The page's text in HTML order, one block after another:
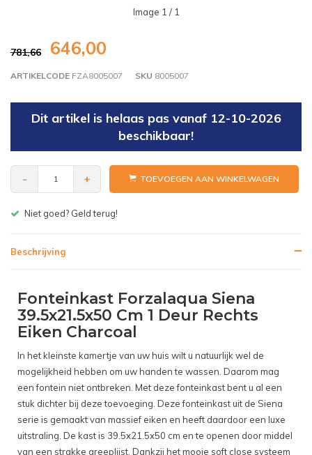
Image 1 / 1
781,66 646,00
ARTIKELCODE FZA8005007 SKU 8005007
Dit artikel is helaas pas vanaf 12-10-2026
beschikbaar!
- + TOEVOEGEN AAN WINKELWAGEN
Niet goed? Geld terug!
Beschrijving
Fonteinkast Forzalaqua Siena
39.5x21.5x50 Cm 1 Deur Rechts
Eiken Charcoal
In het kleinste kamertje van uw huis wilt u natuurlijk wel de
mogelijkheid hebben om uw handen te wassen. Daarom mag
een fontein niet ontbreken. Met deze fonteinkast bent u al een
stuk dichter bij deze toevoeging. Deze fonteinkast uit de Siena
serie is gemaakt van massief eiken en heeft daardoor een luxe
uitstraling. De kast is 39.5x21.5x50 cm en te openen door middel
van een strakke greeplijst. Dankzij het mooie soft close systeem